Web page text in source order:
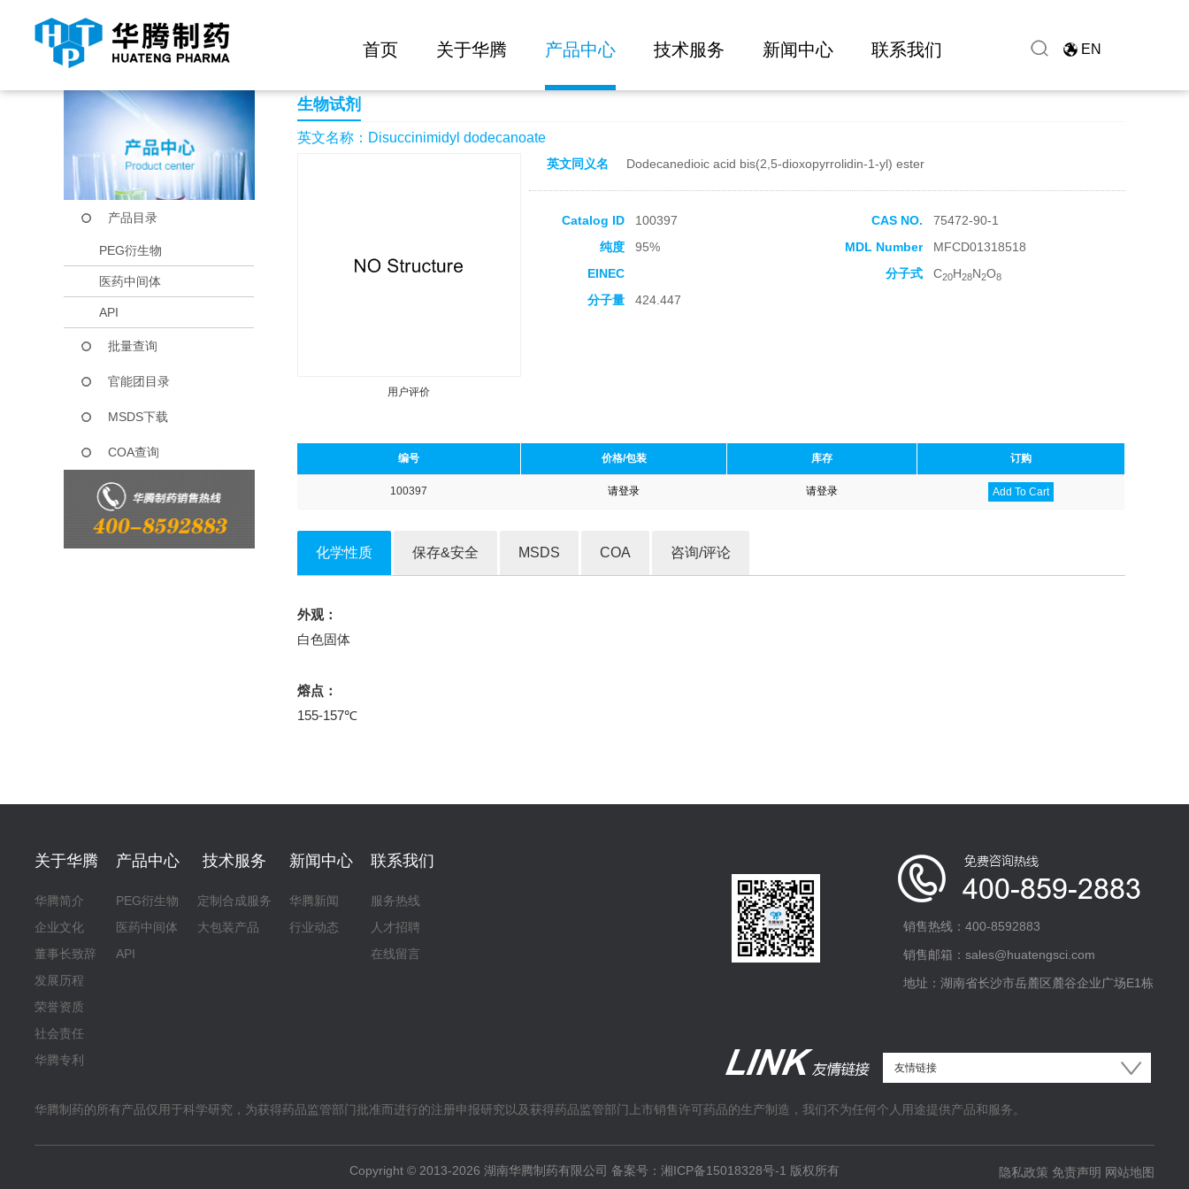
首页 关于华腾 产品中心 技术服务 新闻中心 联系我们 EN
当前位置： 首页 产品中心 Disuccinimidyl dodecanoate
产品目录
PEG衍生物
医药中间体
API
批量查询
官能团目录
MSDS下载
COA查询
生物试剂
英文名称：Disuccinimidyl dodecanoate
用户评价
英文同义名 Dodecanedioic acid bis(2,5-dioxopyrrolidin-1-yl) ester
Catalog ID 100397 CAS NO.
75472-90-1
纯度
95% MDL Number
MFCD01318518
EINEC
分子式 C20H28N2O8
分子量 424.447
编号 价格/包装 库存 订购
100397 请登录 请登录 Add To Cart
化学性质 保存&安全 MSDS COA 咨询/评论
外观：
白色固体
熔点：
155-157℃
关于华腾
华腾简介
企业文化
董事长致辞
发展历程
荣誉资质
社会责任
华腾专利
产品中心
PEG衍生物
医药中间体
API
技术服务
定制合成服务
大包装产品
新闻中心
华腾新闻
行业动态
联系我们
服务热线
人才招聘
在线留言
销售热线：400-8592883
销售邮箱：sales@huatengsci.com
地址：湖南省长沙市岳麓区麓谷企业广场E1栋
华腾制药的所有产品仅用于科学研究，为获得药品监管部门批准而进行的注册申报研究以及获得药品监管部门上市销售许可药品的生产制造，我们不为任何个人用途提供产品和服务。
Copyright © 2013-2026 湖南华腾制药有限公司 备案号： 湘ICP备15018328号-1 版权所有 隐私政策 免责声明 网站地图